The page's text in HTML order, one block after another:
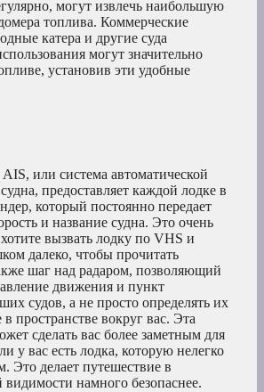
могут извлечь наибольшую
топлива. Коммерческие
катера и другие суда
могут значительно
установив эти удобные
или система автоматической
предоставляет каждой лодке в
который постоянно передает
и название судна. Это очень
вызвать лодку по VHS и
далеко, чтобы прочитать
шаг над радаром, позволяющий
движения и пункт
судов, а не просто определять их
пространстве вокруг вас. Эта
сделать вас более заметным для
у вас есть лодка, которую нелегко
Это делает путешествие в
видимости намного безопаснее.